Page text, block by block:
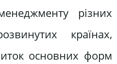
різних
країнах,
основних форм